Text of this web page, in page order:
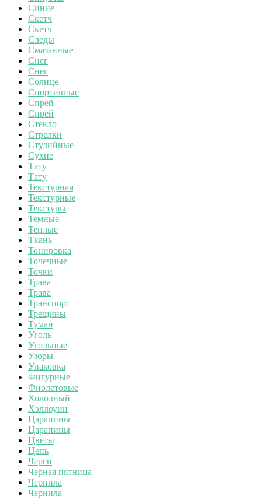
Синие
Скетч
Скетч
Следы
Смазанные
Снег
Снег
Солнце
Спортивные
Спрей
Спрей
Стекло
Стрелки
Студийные
Сухие
Тату
Тату
Текстурная
Текстурные
Текстуры
Темные
Теплые
Ткань
Тонировка
Точечные
Точки
Трава
Трава
Транспорт
Трещины
Туман
Уголь
Угольные
Узоры
Упаковка
Фигурные
Фиолетовые
Холодный
Хэллоуин
Царапины
Царапины
Цветы
Цепь
Череп
Черная пятница
Чернила
Чернила